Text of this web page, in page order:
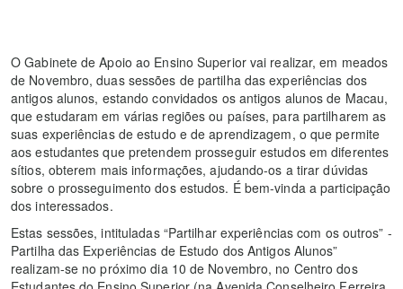
O Gabinete de Apoio ao Ensino Superior vai realizar, em meados
de Novembro, duas sessões de partilha das experiências dos
antigos alunos, estando convidados os antigos alunos de Macau,
que estudaram em várias regiões ou países, para partilharem as
suas experiências de estudo e de aprendizagem, o que permite
aos estudantes que pretendem prosseguir estudos em diferentes
sítios, obterem mais informações, ajudando-os a tirar dúvidas
sobre o prosseguimento dos estudos. É bem-vinda a participação
dos interessados.
Estas sessões, intituladas “Partilhar experiências com os outros” -
Partilha das Experiências de Estudo dos Antigos Alunos”
realizam-se no próximo dia 10 de Novembro, no Centro dos